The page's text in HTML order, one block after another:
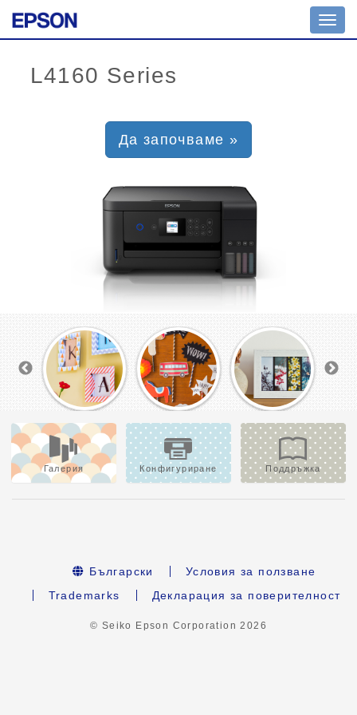
Да започваме »
Галерия Конфигуриране Поддръжка
Български
Условия за ползване
Trademarks
Декларация за поверителност
© Seiko Epson Corporation2026